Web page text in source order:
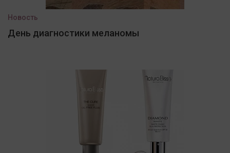
Новость
День диагностики меланомы